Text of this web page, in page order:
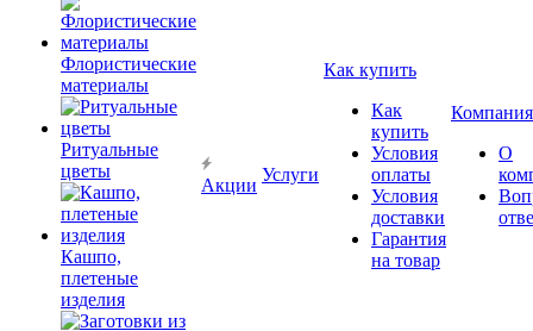
Флористические
материалы
Ритуальные
цветы
Кашпо,
плетеные
изделия
Акции
Услуги
Как купить
Как
купить
Условия
оплаты
Условия
доставки
Гарантия
на товар
Компания
О